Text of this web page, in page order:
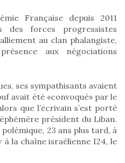
Française depuis 2011
des forces progressistes
au clan phalangiste,
aux négociations
ses sympathisants avaient
avait été «convoqué» par le
que l’écrivain s’est porté
président du Liban.
23 ans plus tard, à
la chaîne israélienne I24, le